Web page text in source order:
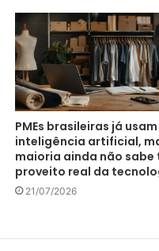
PMEs brasileiras já usam
inteligência artificial,
maioria ainda não sabe
proveito real da
21/07/2026